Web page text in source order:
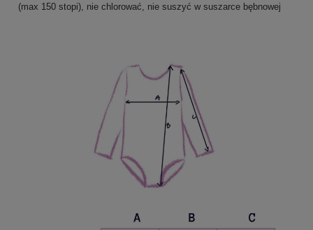
(max 150 stopi), nie chlorować, nie suszyć w suszarce bębnowej